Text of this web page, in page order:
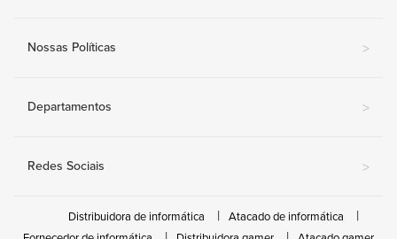
Nossas Políticas >
Departamentos >
Redes Sociais >
Distribuidora de informática
Atacado de informática